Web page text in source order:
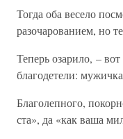
Тогда оба весело
разочарованием, но
Теперь озарило, –
благодетели:
Благолепного,
ста», да «как ваша